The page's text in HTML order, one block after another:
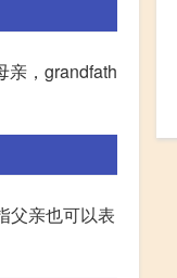
亲，grandfath
父亲也可以表